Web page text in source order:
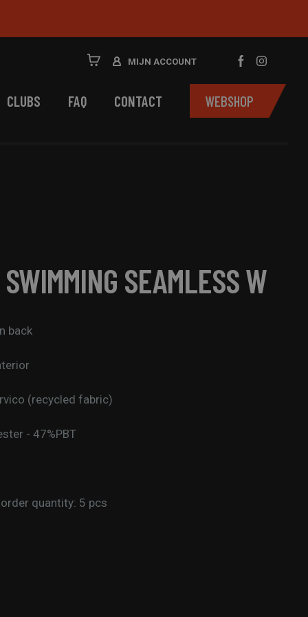
MIJN ACCOUNT
CLUBS FAQ CONTACT WEBSHOP
SEAMLESS W
back
(recycled fabric)
- 47%PBT
quantity: 5 pcs